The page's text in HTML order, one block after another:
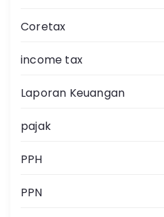
Coretax
income tax
Laporan Keuangan
pajak
PPH
PPN